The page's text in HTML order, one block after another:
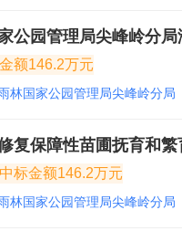
公园管理局尖峰岭分
额146.2万元
林国家公园管理局尖峰岭分局
复保障性苗圃抚育和繁
中标金额146.2万元
林国家公园管理局尖峰岭分局